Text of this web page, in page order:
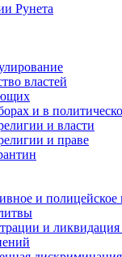
Рунета
властей
и в
и власти
и праве
и полицейское
и